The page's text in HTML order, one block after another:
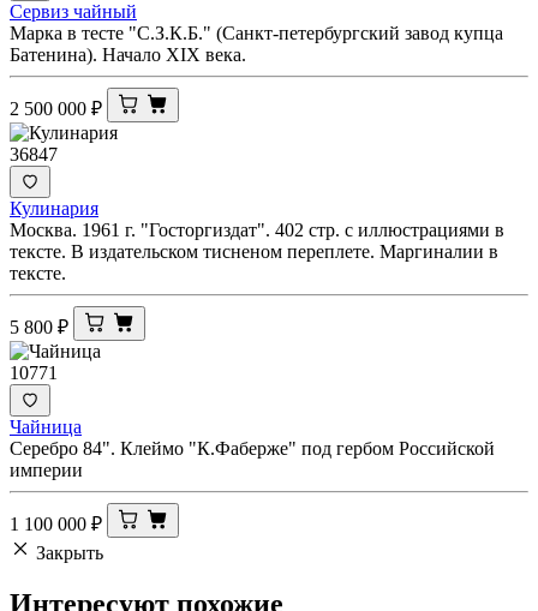
Сервиз чайный
Марка в тесте "С.З.К.Б." (Санкт-петербургский завод купца
Батенина). Начало XIX века.
2 500 000 ₽
36847
Кулинария
Москва. 1961 г. "Госторгиздат". 402 стр. с иллюстрациями в
тексте. В издательском тисненом переплете. Маргиналии в
тексте.
5 800 ₽
10771
Чайница
Серебро 84". Клеймо "К.Фаберже" под гербом Российской
империи
1 100 000 ₽
Закрыть
Интересуют похожие